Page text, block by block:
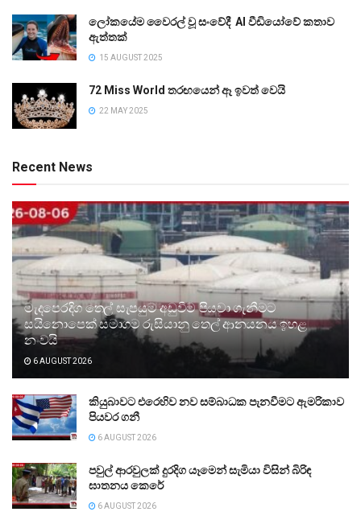
ලෝකයේම වෛරල් වූ සංවේදී AI වීඩියෝවේ කතාව
ඇත්තක්
15 AUGUST 2025
72 Miss World තරඟයෙන් ඈ ඉවත් වෙයි
22 MAY 2025
Recent News
මැදපෙරදිග තෙල් සැපයුම අඩුවීම පියවා ගැනීමට
සයිනොපෙක් සමාගම රුසියානු තෙල් ආනයනය ඉහළ
නංවයි
6 AUGUST 2026
කියුබාවට එරෙහිව නව සම්බාධක පැනවීමට ඇමරිකාව
පියවර ගනී
6 AUGUST 2026
පවුල් ආරවුලක් දුරදිග යෑමෙන් සැමියා විසින් බිරිඳ
ඝාතනය කෙරේ
6 AUGUST 2026